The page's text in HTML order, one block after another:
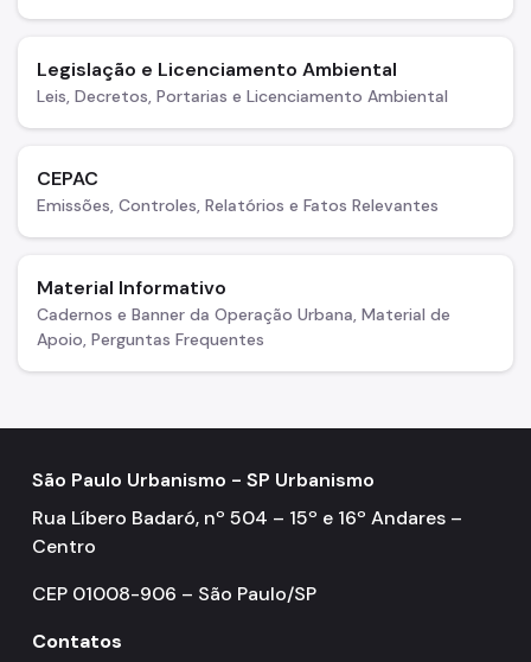
Legislação e Licenciamento Ambiental
Leis, Decretos, Portarias e Licenciamento Ambiental
CEPAC
Emissões, Controles, Relatórios e Fatos Relevantes
Material Informativo
Cadernos e Banner da Operação Urbana, Material de
Apoio, Perguntas Frequentes
São Paulo Urbanismo - SP Urbanismo
Rua Líbero Badaró, nº 504 – 15º e 16º Andares –
Centro
CEP 01008-906 – São Paulo/SP
Contatos